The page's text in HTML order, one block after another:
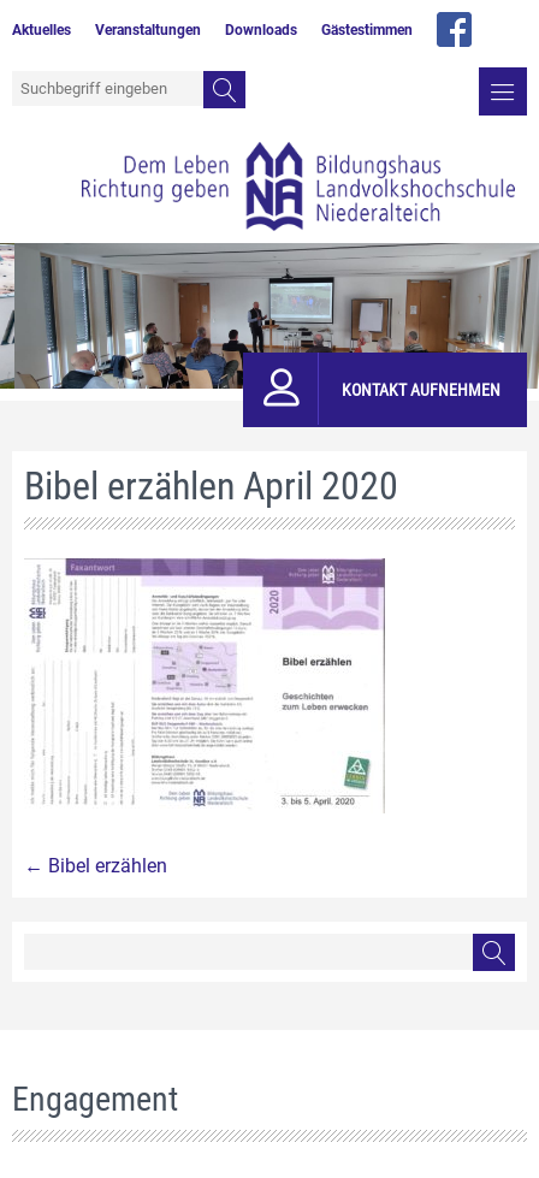
Aktuelles Veranstaltungen Downloads Gästestimmen
KONTAKT AUFNEHMEN
Bibel erzählen April 2020
Beitragsnavigation
← Bibel erzählen
Engagement